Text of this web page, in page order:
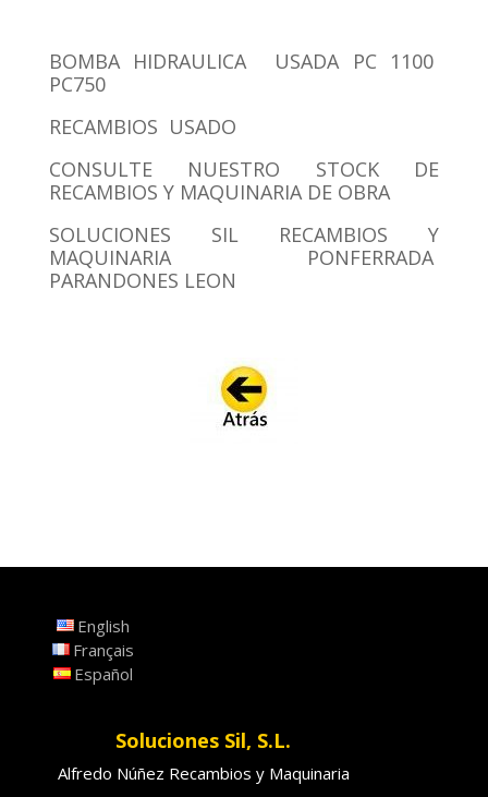
BOMBA HIDRAULICA USADA PC 1100
PC750
RECAMBIOS USADO
CONSULTE NUESTRO STOCK DE
RECAMBIOS Y MAQUINARIA DE OBRA
SOLUCIONES SIL RECAMBIOS Y
MAQUINARIA PONFERRADA
PARANDONES LEON
English
Français
Español
Soluciones Sil, S.L.
Alfredo Núñez Recambios y Maquinaria